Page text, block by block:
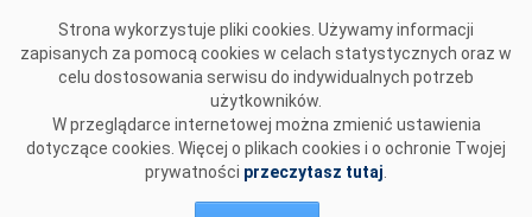
Strona wykorzystuje pliki cookies. Używamy informacji
zapisanych za pomocą cookies w celach statystycznych oraz w
celu dostosowania serwisu do indywidualnych potrzeb
użytkowników.
W przeglądarce internetowej można zmienić ustawienia
dotyczące cookies. Więcej o plikach cookies i o ochronie Twojej
prywatności przeczytasz tutaj